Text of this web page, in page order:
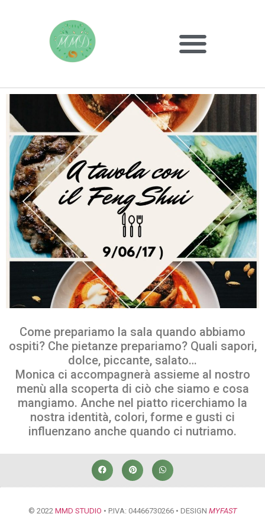
Come prepariamo la sala quando abbiamo
ospiti? Che pietanze prepariamo? Quali sapori,
dolce, piccante, salato…
Monica ci accompagnerà assieme al nostro
menù alla scoperta di ciò che siamo e cosa
mangiamo. Anche nel piatto ricerchiamo la
nostra identità, colori, forme e gusti ci
influenzano anche quando ci nutriamo.
© 2022 MMD STUDIO • P.IVA: 04466730266 • DESIGN MYFAST